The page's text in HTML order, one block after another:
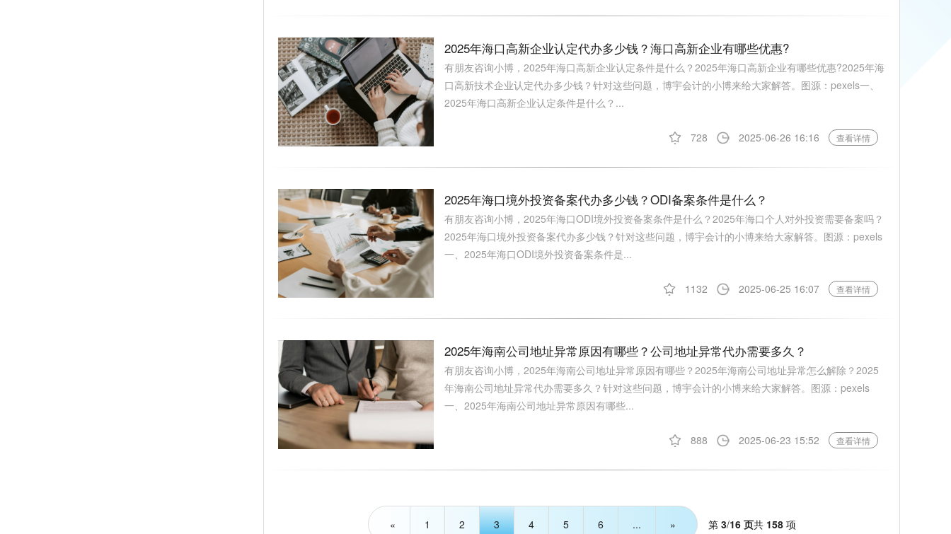
2025年海口高新企业认定代办多少钱？海口高新企业有哪些优惠?
有朋友咨询小博，2025年海口高新企业认定条件是什么？2025年海口高新企业有哪些优惠?2025年海
口高新技术企业认定代办多少钱？针对这些问题，博宇会计的小博来给大家解答。图源：pexels一、
2025年海口高新企业认定条件是什么？...
728 2025-06-26 16:16 查看详情
2025年海口境外投资备案代办多少钱？ODI备案条件是什么？
有朋友咨询小博，2025年海口ODI境外投资备案条件是什么？2025年海口个人对外投资需要备案吗？
2025年海口境外投资备案代办多少钱？针对这些问题，博宇会计的小博来给大家解答。图源：pexels
一、2025年海口ODI境外投资备案条件是...
1132 2025-06-25 16:07 查看详情
2025年海南公司地址异常原因有哪些？公司地址异常代办需要多久？
有朋友咨询小博，2025年海南公司地址异常原因有哪些？2025年海南公司地址异常怎么解除？2025
年海南公司地址异常代办需要多久？针对这些问题，博宇会计的小博来给大家解答。图源：pexels
一、2025年海南公司地址异常原因有哪些...
888 2025-06-23 15:52 查看详情
« 1 2 3 4 5 6 ... » 第 3/16 页共 158项